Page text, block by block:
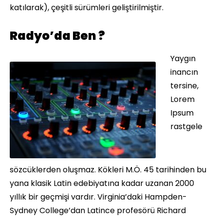
katılarak), çeşitli sürümleri geliştirilmiştir.
Radyo’da Ben ?
Yaygın
inancın
tersine,
Lorem
Ipsum
rastgele
sözcüklerden oluşmaz. Kökleri M.Ö. 45 tarihinden bu
yana klasik Latin edebiyatına kadar uzanan 2000
yıllık bir geçmişi vardır. Virginia’daki Hampden-
Sydney College’dan Latince profesörü Richard